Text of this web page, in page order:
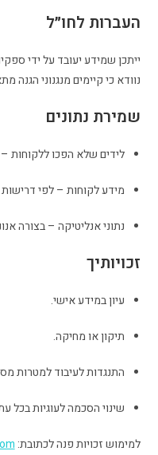
העברות לחו״ל
ייתכן שמידע יעובד על ידי
נוודא כי קיימים מנגנוני הגנה
שמירת נתונים
לידים שלא הפכו ללקוחות – עד 18
מידע לקוחות – לפי דרישות
נתוני אנליטיקה – בצורה
זכויותיך
עיון במידע אישי.
תיקון או מחיקה.
התנגדות לעיבוד למטרות
שינוי הסכמה לעוגיות בכל
למימוש זכויות פנה לכתובת: